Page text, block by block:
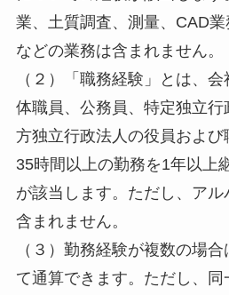
業、土質調査、測量、CAD
などの業務は含まれません。
（２）「職務経験」とは、
体職員、公務員、特定独立
方独立行政法人の役員および
35時間以上の勤務を1年以上
が該当します。ただし、ア
含まれません。
（３）勤務経験が複数の場
て通算できます。ただし、